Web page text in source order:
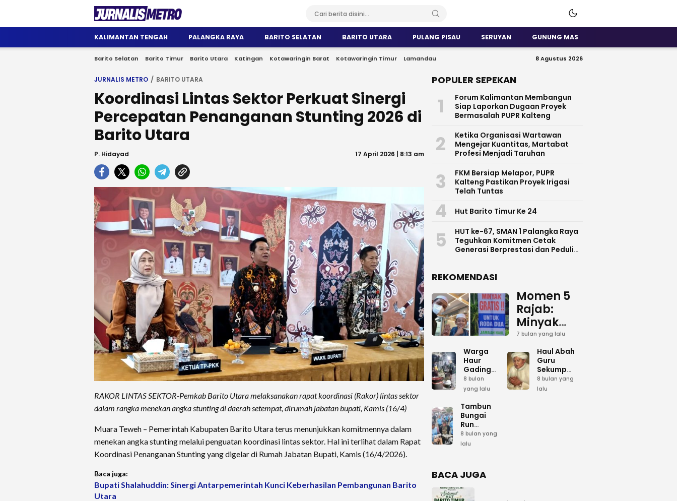
Jurnalis Metro
Satu Wadah Informasi
KALIMANTAN TENGAH PALANGKA RAYA BARITO SELATAN BARITO UTARA PULANG PISAU SERUYAN GUNUNG MAS
Barito Selatan Barito Timur Barito Utara Katingan Kotawaringin Barat Kotawaringin Timur Lamandau 8 Agustus 2026
JURNALIS METRO BARITO UTARA
Koordinasi Lintas Sektor Perkuat Sinergi
Percepatan Penanganan Stunting 2026 di
Barito Utara
P. Hidayad 17 April 2026 | 8:13 am
RAKOR LINTAS SEKTOR-Pemkab Barito Utara melaksanakan rapat koordinasi (Rakor) lintas sektor
dalam rangka menekan angka stunting di daerah setempat, dirumah jabatan bupati, Kamis (16/4)
Muara Teweh – Pemerintah Kabupaten Barito Utara terus menunjukkan komitmennya dalam
menekan angka stunting melalui penguatan koordinasi lintas sektor. Hal ini terlihat dalam Rapat
Koordinasi Penanganan Stunting yang digelar di Rumah Jabatan Bupati, Kamis (16/4/2026).
Baca juga:
Bupati Shalahuddin: Sinergi Antarpemerintah Kunci Keberhasilan Pembangunan Barito
Utara
POPULER SEPEKAN
1
Forum Kalimantan Membangun
Siap Laporkan Dugaan Proyek
Bermasalah PUPR Kalteng
2
Ketika Organisasi Wartawan
Mengejar Kuantitas, Martabat
Profesi Menjadi Taruhan
3
FKM Bersiap Melapor, PUPR
Kalteng Pastikan Proyek Irigasi
Telah Tuntas
4 Hut Barito Timur Ke 24
5
HUT ke-67, SMAN 1 Palangka Raya
Teguhkan Komitmen Cetak
Generasi Berprestasi dan Peduli
REKOMENDASI
Momen 5
Rajab:
Minyak
Gratis
dan Cinta
yang
Terus
Mengalir
7 bulan yang lalu
Warga
Haur
Gading
Siapkan
Bumbu
Umum
Sambut 5
Rajab di
Sekumpul
8 bulan
yang lalu
Haul Abah
Guru
Sekumpul:
Ketika
Lautan
8 bulan yang
lalu
Tambun
Bungai
Run
Meriahkan
Hari Bela
Juang TNI
AD di
Palangka
Raya
8 bulan yang
lalu
BACA JUGA